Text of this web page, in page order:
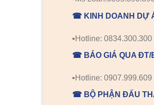
☎ KINH DOANH DỰ
▪️Hotline: 0834.300.300
☎ BÁO GIÁ QUA ĐT/
▪️Hotline: 0907.999.609
☎ BỘ PHẬN ĐẤU